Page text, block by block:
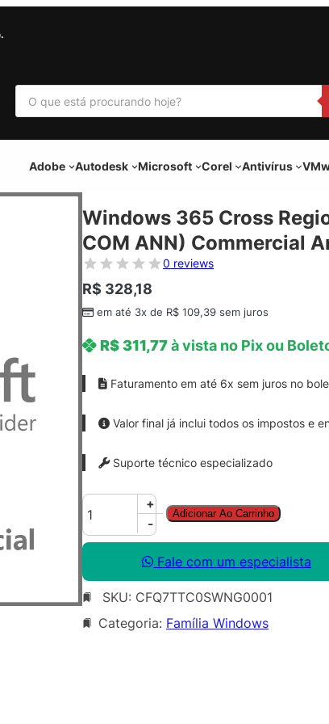
P
s
u
r
Adobe Autodesk Microsoft Corel Antivírus
Windows 365 Cross
COM ANN) Commercial
0 reviews
R$ 328,18
em até 3x de R$ 109,39 sem juros
R$311,77à vista no Pix ou
Faturamento em até 6x sem juros no
Valor final já inclui todos os impostos e
Suporte técnico especializado
W
n
o
w
s
+
-
Adicionar Ao Carrinho
Fale com um especialista
SKU: CFQ7TTC0SWNG0001
Categoria: Família Windows